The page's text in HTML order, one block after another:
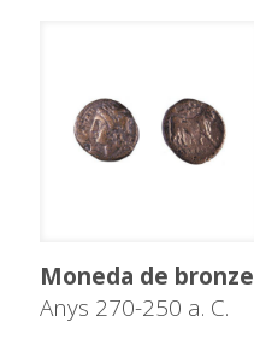
Moneda de bronze
Anys 270-250 a. C.